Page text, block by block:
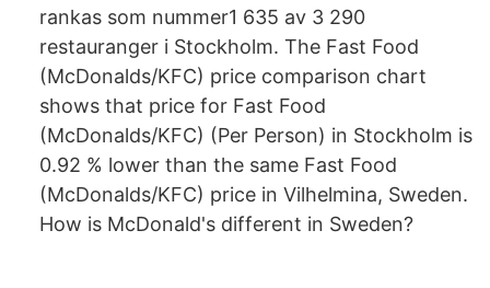
rankas som nummer1 635 av 3 290
restauranger i Stockholm. The Fast Food
(McDonalds/KFC) price comparison chart
shows that price for Fast Food
(McDonalds/KFC) (Per Person) in Stockholm is
0.92 % lower than the same Fast Food
(McDonalds/KFC) price in Vilhelmina, Sweden.
How is McDonald's different in Sweden?